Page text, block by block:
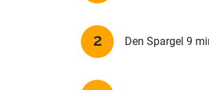
Den Spargel 9